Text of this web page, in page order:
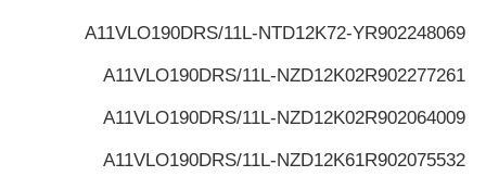
R902248069
A11VLO190DRS/11L-NTD12K72-Y
R902277261
A11VLO190DRS/11L-NZD12K02
R902064009
A11VLO190DRS/11L-NZD12K02
R902075532
A11VLO190DRS/11L-NZD12K61